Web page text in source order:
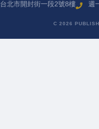
台北市開封街一段2號8樓 週
C 2026